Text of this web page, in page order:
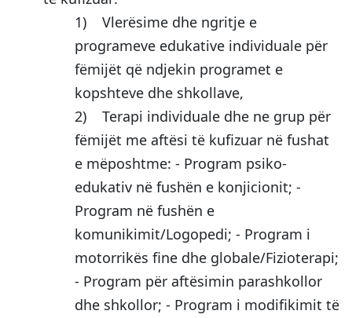
1) Vlerësime dhe ngritje e
programeve edukative individuale për
fëmijët që ndjekin programet e
kopshteve dhe shkollave,
2) Terapi individuale dhe ne grup për
fëmijët me aftësi të kufizuar në fushat
e mëposhtme: - Program psiko-
edukativ në fushën e konjicionit; -
Program në fushën e
komunikimit/Logopedi; - Program i
motorrikës fine dhe globale/Fizioterapi;
- Program për aftësimin parashkollor
dhe shkollor; - Program i modifikimit të